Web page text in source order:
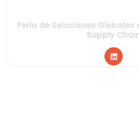
Feria de Soluciones
Supply